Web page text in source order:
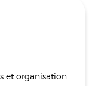
et organisation